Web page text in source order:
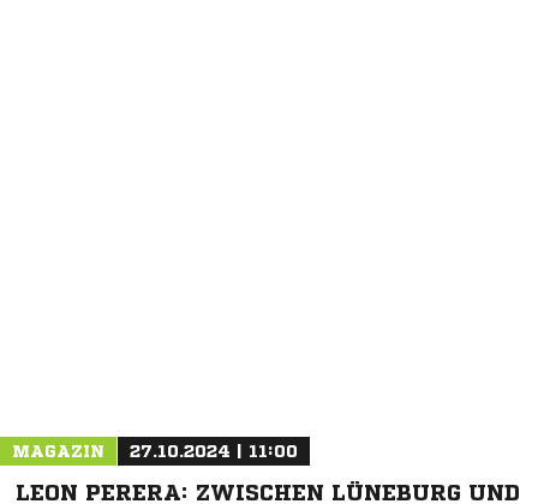
MAGAZIN 27.10.2024 | 11:00
LEON PERERA: ZWISCHEN LÜNEBURG UND